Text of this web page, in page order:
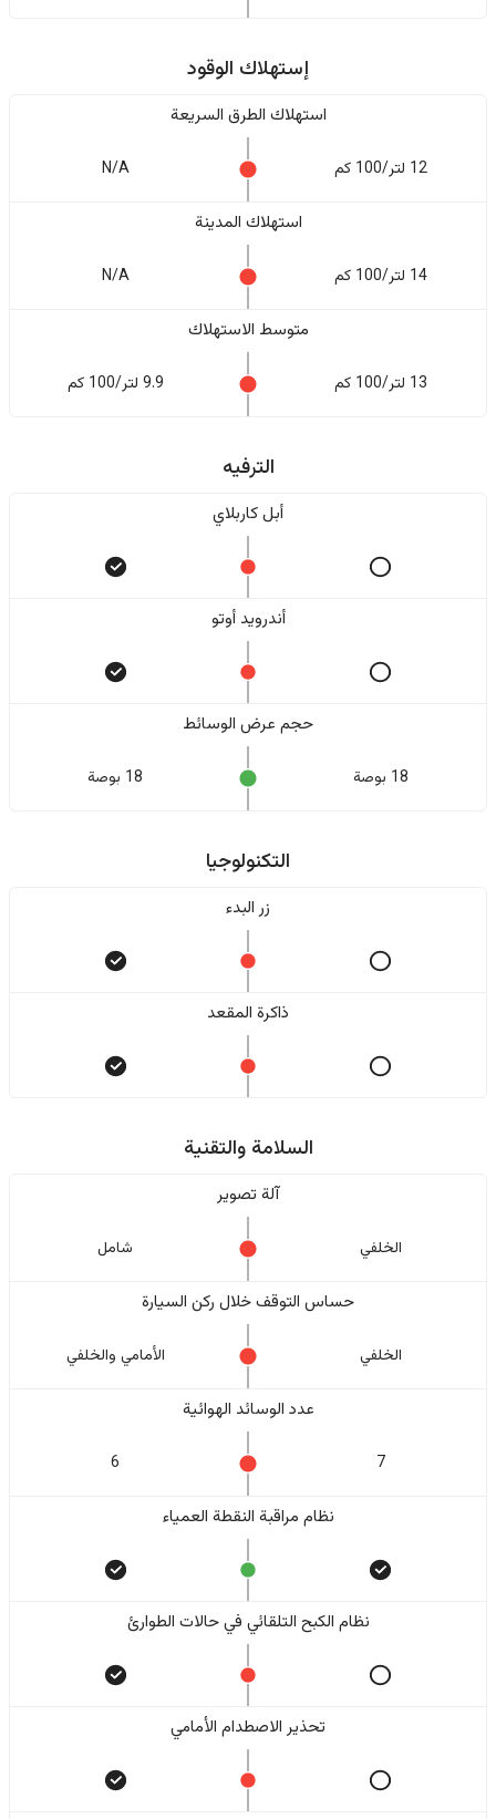
إستهلاك الوقود
استهلاك الطرق السريعة
12 لتر/100 كم N/A
استهلاك المدينة
14 لتر/100 كم N/A
متوسط الاستهلاك
13 لتر/100 كم 9.9 لتر/100 كم
الترفيه
أبل كاربلاي
أندرويد أوتو
حجم عرض الوسائط
18 بوصة 18 بوصة
التكنولوجيا
زر البدء
ذاكرة المقعد
السلامة والتقنية
آلة تصوير
الخلفي شامل
حساس التوقف خلال ركن السيارة
الخلفي الأمامي والخلفي
عدد الوسائد الهوائية
7
6
نظام مراقبة النقطة العمياء
نظام الكبح التلقائي في حالات الطوارئ
تحذير الاصطدام الأمامي